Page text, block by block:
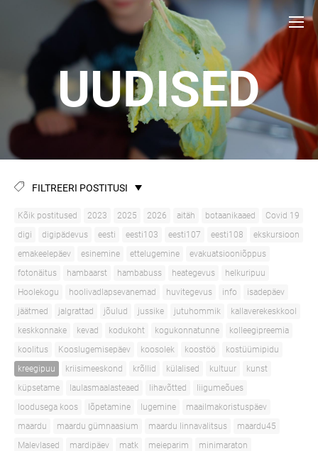
UUDISED
FILTREERI POSTITUSI
Kõik postitused 2023 2025 2026 aitäh botaanikaaed
Covid 19
digi
digipädevus eesti eesti103 eesti107 eesti108
ekskursioon
emakeelepäev
esinemine ettelugemine
evakuatsiooniõppus
fotonäitus
hambaarst hambabuss heategevus
helkuripuu
Hoolekogu
hoolivadlapsevanemad huvitegevus info
isadepäev
jäätmed
jalgrattad jõulud jussike jutuhommik
kallaverekeskkool
keskkonnake
kevad kodukoht kogukonnatunne
kolleegipreemia
koolitus
Kooslugemisepäev koosolek koostöö
kostüümipidu
kreegipuu
kriisimeeskond krõllid külalised kultuur
kunst
küpsetame
laulasmaalasteaed lihavõtted
liigumeõues
loodusega koos
lõpetamine lugemine
maailmakoristuspäev
maardu
maardu gümnaasium maardu linnavalitsus
maardu45
Malevlased
mardipäev matk meieparim
minimaraton